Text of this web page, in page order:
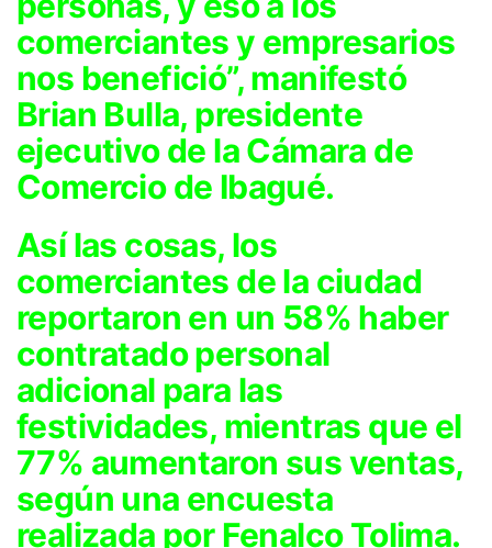
comerciantes y empresarios
nos benefició”, manifestó
Brian Bulla, presidente
ejecutivo de la Cámara de
Comercio de Ibagué.
Así las cosas, los
comerciantes de la ciudad
reportaron en un 58% haber
contratado personal
adicional para las
festividades, mientras que el
77% aumentaron sus ventas,
según una encuesta
realizada por Fenalco Tolima.